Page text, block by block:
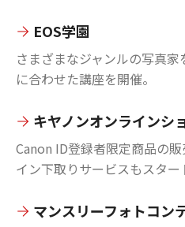
EOS学園
さまざまなジャンルの写真
に合わせた講座を開催。
キヤノンオンラインシ
Canon ID登録者限定商品の
イン下取りサービスもスター
マンスリーフォトコン